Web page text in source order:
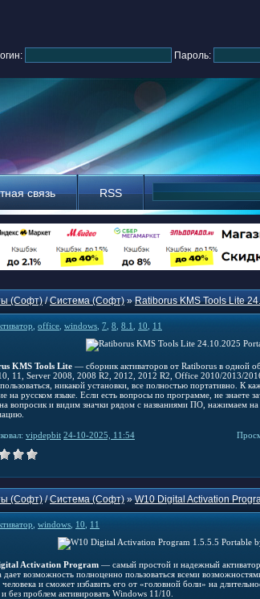
Пароль:
связь RSS
(Софт)/Система (Софт)»Ratiborus KMS Tools Lite
office windows 7 8 8.1 10 11
KMS Tools Lite — сборник активаторов от Ratiborus в одной
11, Server 2008, 2008 R2, 2012, 2012 R2, Office 2010/2013/
никакой установки, все полностью портативно. К
на русском языке. Если есть вопросы по программе, не знаете
вопросик и видим значки рядом с названиями ПО, нажимаем
vipdepbit 24-10-2025, 11:54
(Софт)/Система (Софт)»W10 Digital Activation
windows 10 11
Activation Program — самый простой и надежный
дает возможность полноценно пользоваться всеми
и сможет избавить его от «головной боли» на
без проблем активировать Windows 11/10.